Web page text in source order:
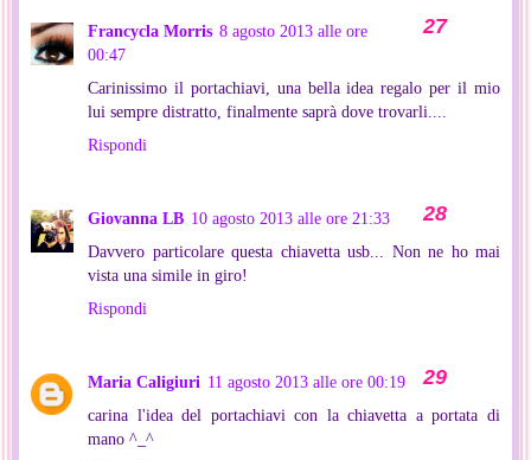
Francycla Morris 8 agosto 2013 alle ore
00:47
Carinissimo il portachiavi, una bella idea regalo per il mio
lui sempre distratto, finalmente saprà dove trovarli....
Rispondi
Giovanna LB 10 agosto 2013 alle ore 21:33
Davvero particolare questa chiavetta usb... Non ne ho mai
vista una simile in giro!
Rispondi
Maria Caligiuri 11 agosto 2013 alle ore 00:19
carina l'idea del portachiavi con la chiavetta a portata di
mano ^_^